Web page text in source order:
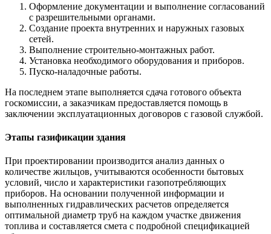
Оформление документации и выполнение согласований
с разрешительными органами.
Создание проекта внутренних и наружных газовых
сетей.
Выполнение строительно-монтажных работ.
Установка необходимого оборудования и приборов.
Пуско-наладочные работы.
На последнем этапе выполняется сдача готового объекта
госкомиссии, а заказчикам предоставляется помощь в
заключении эксплуатационных договоров с газовой службой.
Этапы газификации здания
При проектировании производится анализ данных о
количестве жильцов, учитываются особенности бытовых
условий, число и характеристики газопотребляющих
приборов. На основании полученной информации и
выполненных гидравлических расчетов определяется
оптимальной диаметр труб на каждом участке движения
топлива и составляется смета с подробной спецификацией